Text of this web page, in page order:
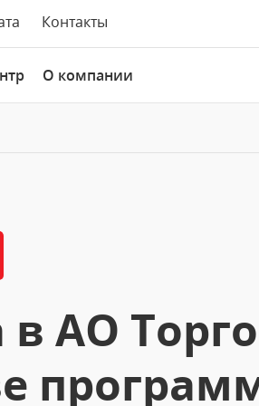
Контакты
О компании
в АО